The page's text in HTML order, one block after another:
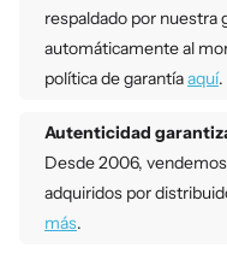
respaldado por nuestra
automáticamente al
política de garantíaaquí.
Autenticidad
Desde 2006,
adquiridos por
más.